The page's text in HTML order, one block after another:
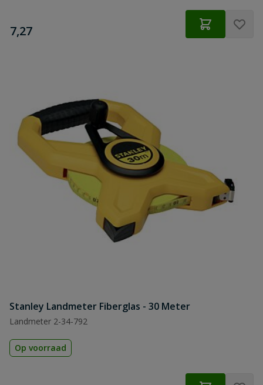
€
7,27
Stanley Landmeter Fiberglas - 30 Meter
Landmeter 2-34-792
Op voorraad